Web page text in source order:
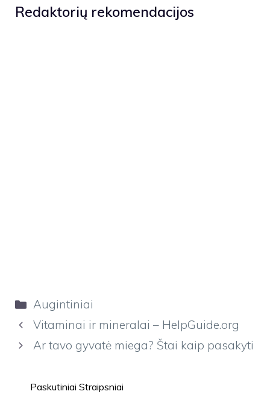
Redaktorių rekomendacijos
Kategorijos
Augintiniai
Vitaminai ir mineralai – HelpGuide.org
Ar tavo gyvatė miega? Štai kaip pasakyti
Paskutiniai Straipsniai